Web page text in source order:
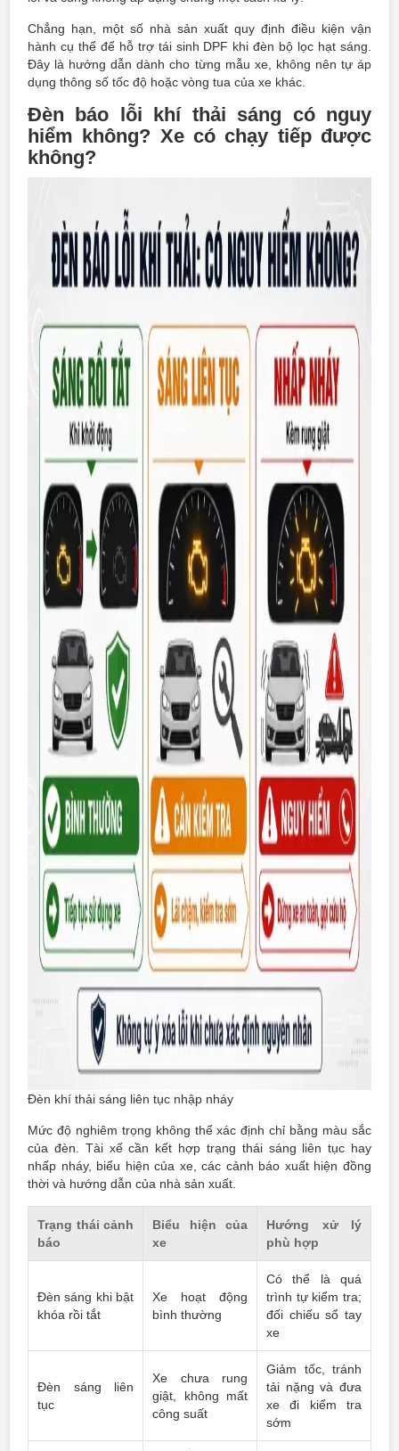
Chẳng hạn, một số nhà sản xuất quy định điều kiện vận
hành cụ thể để hỗ trợ tái sinh DPF khi đèn bộ lọc hạt sáng.
Đây là hướng dẫn dành cho từng mẫu xe, không nên tự áp
dụng thông số tốc độ hoặc vòng tua của xe khác.
Đèn báo lỗi khí thải sáng có nguy
hiểm không? Xe có chạy tiếp được
không?
Đèn khí thải sáng liên tục nhập nháy
Mức độ nghiêm trọng không thể xác định chỉ bằng màu sắc
của đèn. Tài xế cần kết hợp trạng thái sáng liên tục hay
nhấp nháy, biểu hiện của xe, các cảnh báo xuất hiện đồng
thời và hướng dẫn của nhà sản xuất.
Trạng thái cảnh
báo
Biểu hiện của
xe
Hướng xử lý
phù hợp
Đèn sáng khi bật
khóa rồi tắt
Xe hoạt động
bình thường
Có thể là quá
trình tự kiểm tra;
đối chiếu sổ tay
xe
Đèn sáng liên
tục
Xe chưa rung
giật, không mất
công suất
Giảm tốc, tránh
tải nặng và đưa
xe đi kiểm tra
sớm